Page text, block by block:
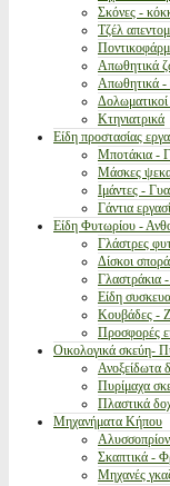
Σκόνες -
Τζέλ
Απωθητικά
Απωθητικά -
Δολωματικοί
Κτηνιατρικά
Είδη προστασίας
Μποτάκια -
Μάσκες
Ιμάντες -
Γάντια
Είδη Φυτωρίου -
Γλάστρες
Δίσκοι
Γλαστράκια
Είδη
Κουβάδες -
Προσφορές
Οικολογικά σκεύη-
Ανοξείδωτα
Πυρίμαχα
Πλαστικά
Μηχανήματα Κήπου
Σκαπτικά -
Μηχανές